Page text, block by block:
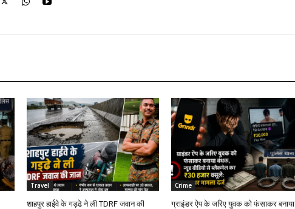
Travel
शाहपुर हाईवे के गड्ढे ने ली TDRF जवान की
Crime
ग्राइंडर ऐप के जरिए युवक को फंसाकर बनाया